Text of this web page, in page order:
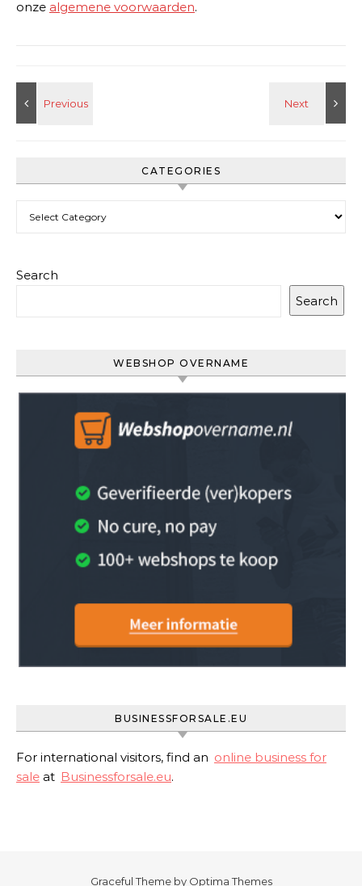
onze algemene voorwaarden.
CATEGORIES
Search
Search
WEBSHOP OVERNAME
BUSINESSFORSALE.EU
For international visitors, find an online business for
sale at Businessforsale.eu.
Graceful Theme by Optima Themes